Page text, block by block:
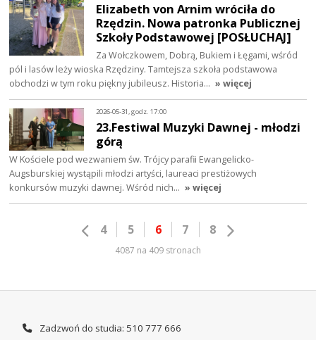
Elizabeth von Arnim wróciła do
Rzędzin. Nowa patronka Publicznej
Szkoły Podstawowej [POSŁUCHAJ]
Za Wołczkowem, Dobrą, Bukiem i Łęgami, wśród
pól i lasów leży wioska Rzędziny. Tamtejsza szkoła podstawowa
obchodzi w tym roku piękny jubileusz. Historia… » więcej
2026-05-31, godz. 17:00
23.Festiwal Muzyki Dawnej - młodzi
górą
W Kościele pod wezwaniem św. Trójcy parafii Ewangelicko-
Augsburskiej wystąpili młodzi artyści, laureaci prestiżowych
konkursów muzyki dawnej. Wśród nich… » więcej
4 5 6 7 8
4087 na 409 stronach
Zadzwoń do studia: 510 777 666